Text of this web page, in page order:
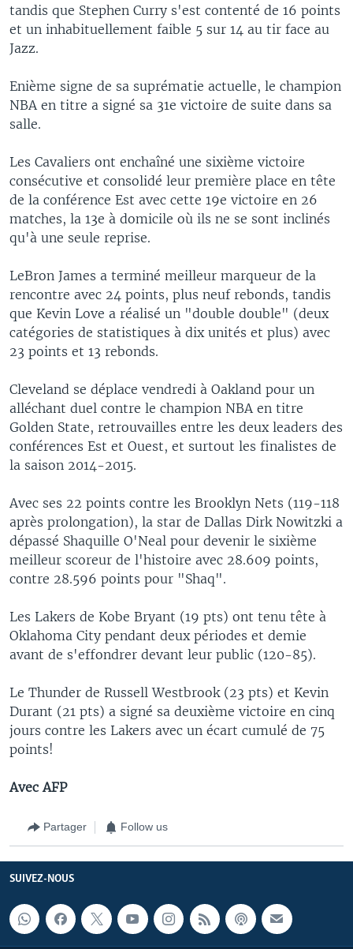
tandis que Stephen Curry s'est contenté de 16 points
et un inhabituellement faible 5 sur 14 au tir face au
Jazz.
Enième signe de sa suprématie actuelle, le champion
NBA en titre a signé sa 31e victoire de suite dans sa
salle.
Les Cavaliers ont enchaîné une sixième victoire
consécutive et consolidé leur première place en tête
de la conférence Est avec cette 19e victoire en 26
matches, la 13e à domicile où ils ne se sont inclinés
qu'à une seule reprise.
LeBron James a terminé meilleur marqueur de la
rencontre avec 24 points, plus neuf rebonds, tandis
que Kevin Love a réalisé un "double double" (deux
catégories de statistiques à dix unités et plus) avec
23 points et 13 rebonds.
Cleveland se déplace vendredi à Oakland pour un
alléchant duel contre le champion NBA en titre
Golden State, retrouvailles entre les deux leaders des
conférences Est et Ouest, et surtout les finalistes de
la saison 2014-2015.
Avec ses 22 points contre les Brooklyn Nets (119-118
après prolongation), la star de Dallas Dirk Nowitzki a
dépassé Shaquille O'Neal pour devenir le sixième
meilleur scoreur de l'histoire avec 28.609 points,
contre 28.596 points pour "Shaq".
Les Lakers de Kobe Bryant (19 pts) ont tenu tête à
Oklahoma City pendant deux périodes et demie
avant de s'effondrer devant leur public (120-85).
Le Thunder de Russell Westbrook (23 pts) et Kevin
Durant (21 pts) a signé sa deuxième victoire en cinq
jours contre les Lakers avec un écart cumulé de 75
points!
Avec AFP
Partager Follow us
SUIVEZ-NOUS